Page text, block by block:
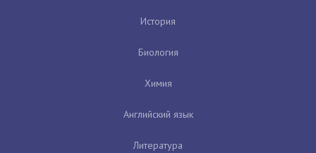
История
Биология
Химия
Английский язык
Литература